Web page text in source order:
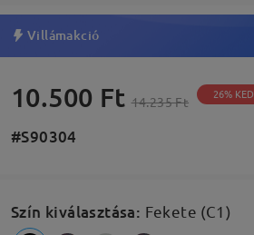
Villámakció
10.500 Ft 14.235 Ft 26%
#S90304
Szín kiválasztása: Fekete (C1)